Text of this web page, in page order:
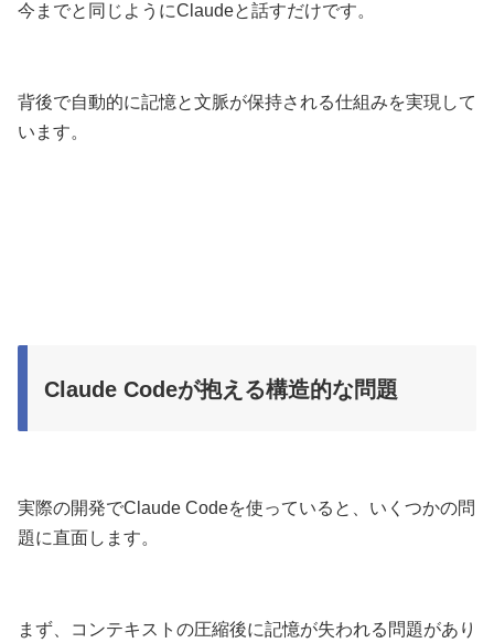
今までと同じようにClaudeと話すだけです。
背後で自動的に記憶と文脈が保持される仕組みを実現して
います。
Claude Codeが抱える構造的な問題
実際の開発でClaude Codeを使っていると、いくつかの問
題に直面します。
まず、コンテキストの圧縮後に記憶が失われる問題があり